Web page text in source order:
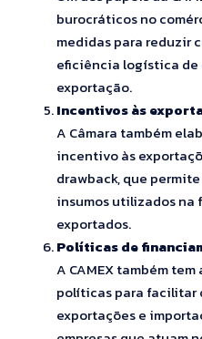
burocráticos no
medidas para reduzir
eficiência logística de
exportação.
Incentivos às
A Câmara também
incentivo às
drawback, que
insumos utilizados na
exportados.
Políticas de
A CAMEX também
políticas para facilitar
exportações e